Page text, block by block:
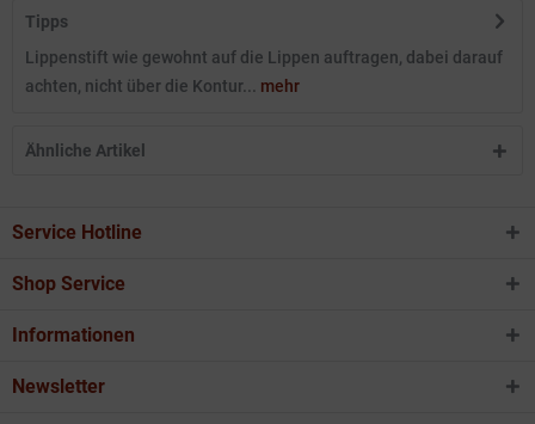
Tipps
Lippenstift wie gewohnt auf die Lippen auftragen, dabei darauf
achten, nicht über die Kontur... mehr
Ähnliche Artikel
Service Hotline
Shop Service
Informationen
Newsletter